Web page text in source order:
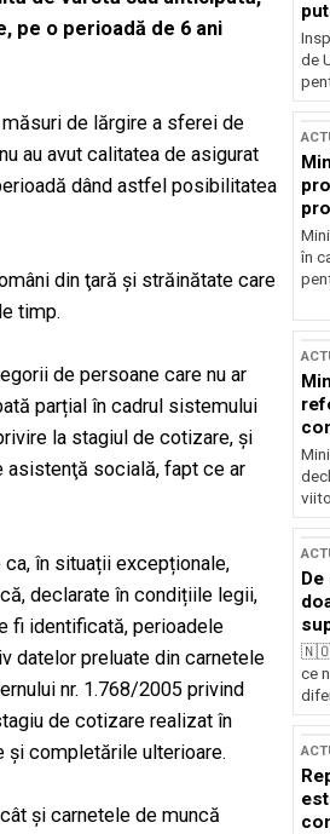
pe o perioadă de 6 ani
de lărgire a sferei de
au avut calitatea de asigurat
dând astfel posibilitatea
din ţară şi străinătate care
timp.
de persoane care nu ar
parțial în cadrul sistemului
la stagiul de cotizare, şi
asistenţă socială, fapt ce ar
în situații excepționale,
declarate în condițiile legii,
fi identificată, perioadele
datelor preluate din carnetele
nr. 1.768/2005 privind
de cotizare realizat în
și completările ulterioare.
și carnetele de muncă
de
în
ce